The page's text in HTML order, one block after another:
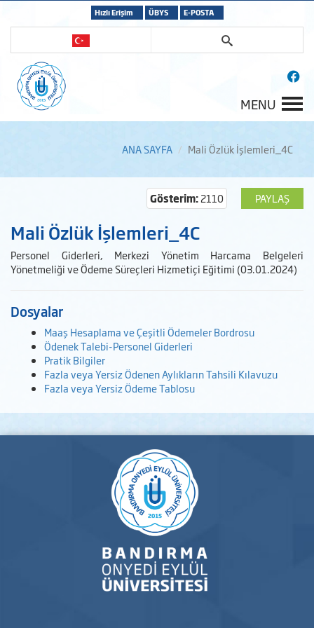
Hızlı Erişim ÜBYS E-POSTA
MENU
ANA SAYFA Mali Özlük İşlemleri_4C
PAYLAŞ
Gösterim:2110
Mali Özlük İşlemleri_4C
Personel Giderleri, Merkezi Yönetim Harcama Belgeleri
Yönetmeliği ve Ödeme Süreçleri Hizmetiçi Eğitimi (03.01.2024)
Dosyalar
Maaş Hesaplama ve Çeşitli Ödemeler Bordrosu
Ödenek Talebi-Personel Giderleri
Pratik Bilgiler
Fazla veya Yersiz Ödenen Aylıkların Tahsili Kılavuzu
Fazla veya Yersiz Ödeme Tablosu